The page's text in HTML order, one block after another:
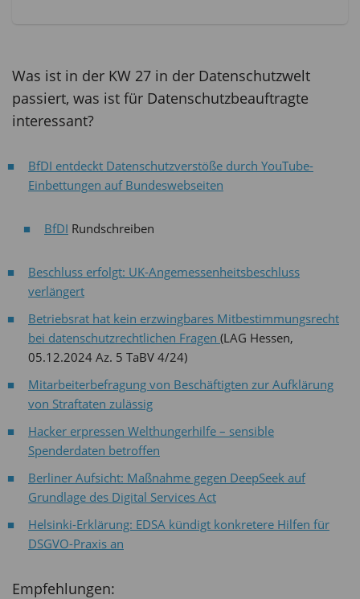
Was ist in der KW 27 in der Datenschutzwelt
passiert, was ist für Datenschutzbeauftragte
interessant?
BfDI entdeckt Datenschutzverstöße durch YouTube-
Einbettungen auf Bundeswebseiten
BfDI Rundschreiben
Beschluss erfolgt: UK-Angemessenheitsbeschluss
verlängert
Betriebsrat hat kein erzwingbares Mitbestimmungsrecht
bei datenschutzrechtlichen Fragen (LAG Hessen,
05.12.2024 Az. 5 TaBV 4/24)
Mitarbeiterbefragung von Beschäftigten zur Aufklärung
von Straftaten zulässig
Hacker erpressen Welthungerhilfe – sensible
Spenderdaten betroffen
Berliner Aufsicht: Maßnahme gegen DeepSeek auf
Grundlage des Digital Services Act
Helsinki-Erklärung: EDSA kündigt konkretere Hilfen für
DSGVO-Praxis an
Empfehlungen: